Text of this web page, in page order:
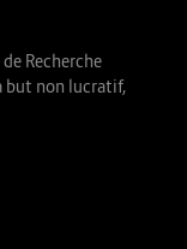
Recherche
but non lucratif,